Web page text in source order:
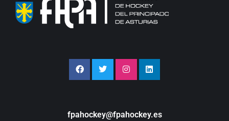
fpahockey@fpahockey.es